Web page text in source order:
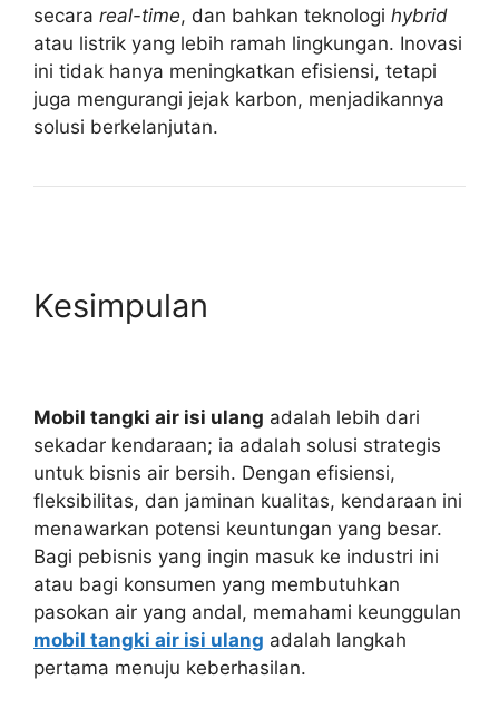
secara real-time, dan bahkan teknologi hybrid
atau listrik yang lebih ramah lingkungan. Inovasi
ini tidak hanya meningkatkan efisiensi, tetapi
juga mengurangi jejak karbon, menjadikannya
solusi berkelanjutan.
Kesimpulan
Mobil tangki air isi ulang adalah lebih dari
sekadar kendaraan; ia adalah solusi strategis
untuk bisnis air bersih. Dengan efisiensi,
fleksibilitas, dan jaminan kualitas, kendaraan ini
menawarkan potensi keuntungan yang besar.
Bagi pebisnis yang ingin masuk ke industri ini
atau bagi konsumen yang membutuhkan
pasokan air yang andal, memahami keunggulan
mobil tangki air isi ulang adalah langkah
pertama menuju keberhasilan.